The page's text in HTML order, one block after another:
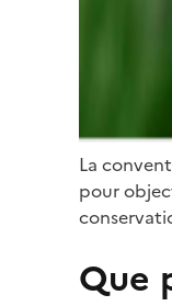
La
pour
Que